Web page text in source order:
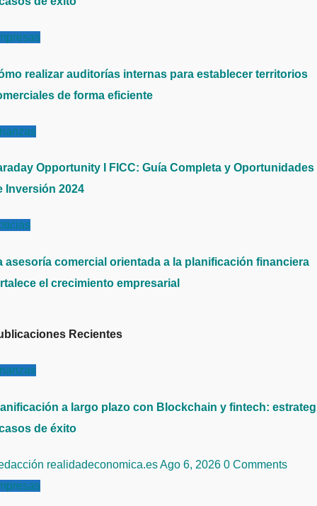
realizar auditorías internas para establecer territorios
de forma eficiente
Opportunity I FICC: Guía Completa y Oportunidades
Inversión 2024
asesoría comercial orientada a la planificación financiera
el crecimiento empresarial
Recientes
a largo plazo con Blockchain y fintech:
de éxito
realidadeconomica.esAgo 6, 2026 0 Comments